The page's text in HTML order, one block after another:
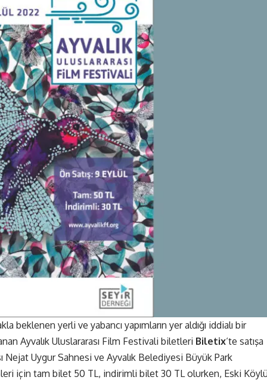
beklenen yerli ve yabancı yapımların yer aldığı iddialı bir
Ayvalık Uluslararası Film Festivali biletleri Biletix‘te satışa
Nejat Uygur Sahnesi ve Ayvalık Belediyesi Büyük Park
için tam bilet 50 TL, indirimli bilet 30 TL olurken, Eski